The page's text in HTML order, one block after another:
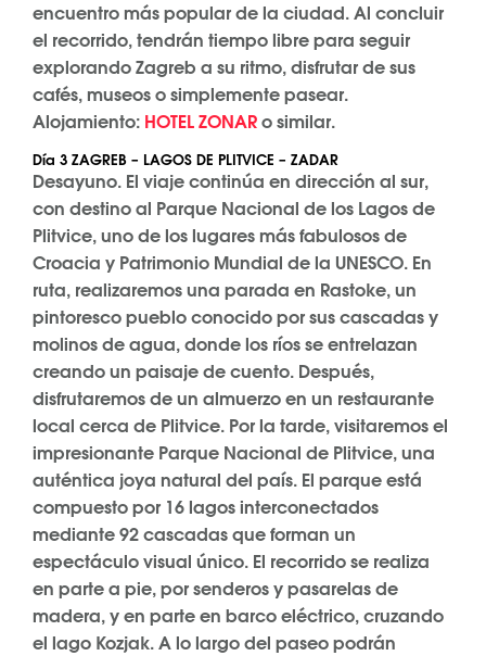
encuentro más popular de la ciudad. Al concluir
el recorrido, tendrán tiempo libre para seguir
explorando Zagreb a su ritmo, disfrutar de sus
cafés, museos o simplemente pasear.
Alojamiento: HOTEL ZONARo similar.
Día 3 ZAGREB – LAGOS DE PLITVICE – ZADAR
Desayuno. El viaje continúa en dirección al sur,
con destino al Parque Nacional de los Lagos de
Plitvice, uno de los lugares más fabulosos de
Croacia y Patrimonio Mundial de la UNESCO. En
ruta, realizaremos una parada en Rastoke, un
pintoresco pueblo conocido por sus cascadas y
molinos de agua, donde los ríos se entrelazan
creando un paisaje de cuento. Después,
disfrutaremos de un almuerzo en un restaurante
local cerca de Plitvice. Por la tarde, visitaremos el
impresionante Parque Nacional de Plitvice, una
auténtica joya natural del país. El parque está
compuesto por 16 lagos interconectados
mediante 92 cascadas que forman un
espectáculo visual único. El recorrido se realiza
en parte a pie, por senderos y pasarelas de
madera, y en parte en barco eléctrico, cruzando
el lago Kozjak. A lo largo del paseo podrán